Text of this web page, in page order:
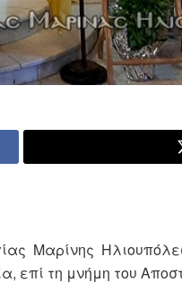
Μαρίνης
τη μνήμη του